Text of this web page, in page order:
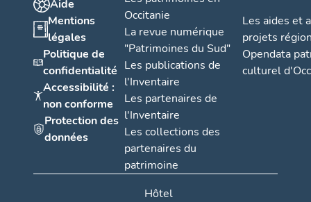
Aide
Mentions
légales
Politique de
confidentialité
Accessibilité :
non conforme
Protection des
données
Occitanie
La revue numérique
"Patrimoines du Sud"
Les publications de
l'Inventaire
Les partenaires de
l'Inventaire
Les collections des
partenaires du
patrimoine
Les aides et
projets
Opendata
culturel
Hôtel